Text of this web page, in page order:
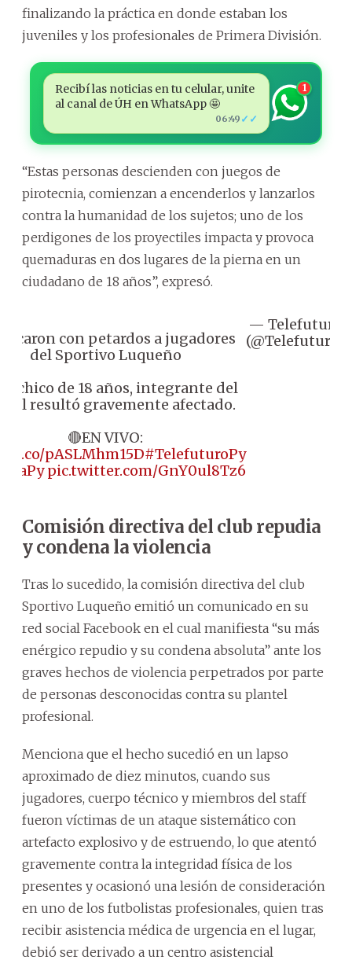
finalizando la práctica en donde estaban los
juveniles y los profesionales de Primera División.
Recibí las noticias en tu celular, unite
al canal de ÚH en WhatsApp 🤩
06:49 ✓✓
1
“Estas personas descienden con juegos de
pirotecnia, comienzan a encenderlos y lanzarlos
contra la humanidad de los sujetos; uno de los
perdigones de los proyectiles impacta y provoca
quemaduras en dos lugares de la pierna en un
ciudadano de 18 años”, expresó.
con petardos a jugadores
del Sportivo Luqueño
Un chico de 18 años, integrante del
resultó gravemente afectado.
🔴EN VIVO:
t.co/pASLMhm15D#TelefuturoPy
pic.twitter.com/GnY0ul8Tz6
— Telefuturo
(@Telefuturo)
Comisión directiva del club repudia
y condena la violencia
Tras lo sucedido, la comisión directiva del club
Sportivo Luqueño emitió un comunicado en su
red social Facebook en el cual manifiesta “su más
enérgico repudio y su condena absoluta” ante los
graves hechos de violencia perpetrados por parte
de personas desconocidas contra su plantel
profesional.
Menciona que el hecho sucedió en un lapso
aproximado de diez minutos, cuando sus
jugadores, cuerpo técnico y miembros del staff
fueron víctimas de un ataque sistemático con
artefacto explosivo y de estruendo, lo que atentó
gravemente contra la integridad física de los
presentes y ocasionó una lesión de consideración
en uno de los futbolistas profesionales, quien tras
recibir asistencia médica de urgencia en el lugar,
debió ser derivado a un centro asistencial